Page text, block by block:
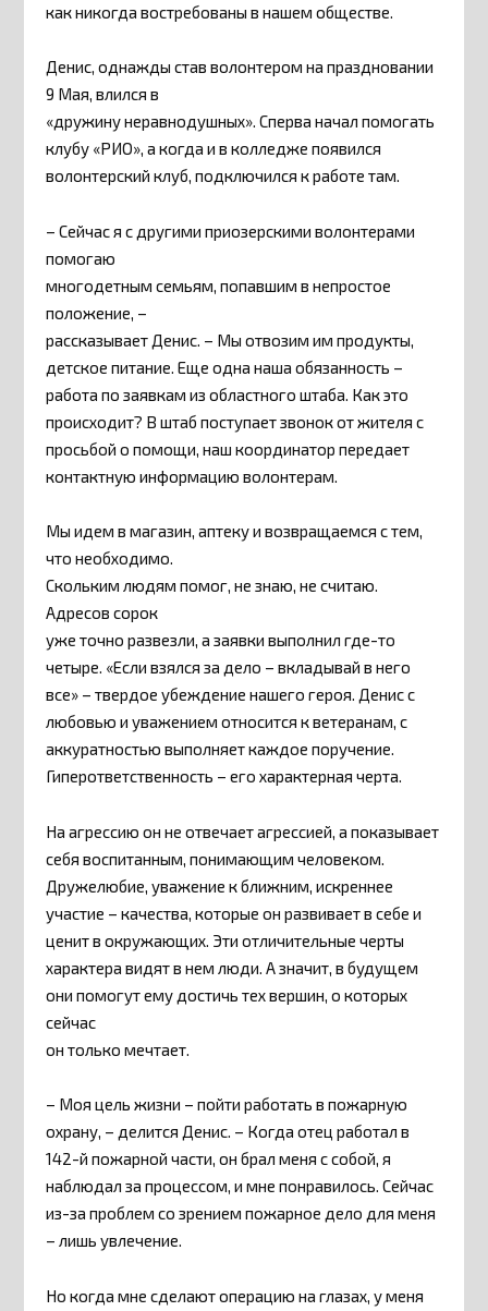
как никогда востребованы в нашем обществе.
Денис, однажды став волонтером на праздновании
9 Мая, влился в
«дружину неравнодушных». Сперва начал помогать
клубу «РИО», а когда и в колледже появился
волонтерский клуб, подключился к работе там.
– Сейчас я с другими приозерскими волонтерами
помогаю
многодетным семьям, попавшим в непростое
положение, –
рассказывает Денис. – Мы отвозим им продукты,
детское питание. Еще одна наша обязанность –
работа по заявкам из областного штаба. Как это
происходит? В штаб поступает звонок от жителя с
просьбой о помощи, наш координатор передает
контактную информацию волонтерам.
Мы идем в магазин, аптеку и возвращаемся с тем,
что необходимо.
Скольким людям помог, не знаю, не считаю.
Адресов сорок
уже точно развезли, а заявки выполнил где-то
четыре. «Если взялся за дело – вкладывай в него
все» – твердое убеждение нашего героя. Денис с
любовью и уважением относится к ветеранам, с
аккуратностью выполняет каждое поручение.
Гиперответственность – его характерная черта.
На агрессию он не отвечает агрессией, а показывает
себя воспитанным, понимающим человеком.
Дружелюбие, уважение к ближним, искреннее
участие – качества, которые он развивает в себе и
ценит в окружающих. Эти отличительные черты
характера видят в нем люди. А значит, в будущем
они помогут ему достичь тех вершин, о которых
сейчас
он только мечтает.
– Моя цель жизни – пойти работать в пожарную
охрану, – делится Денис. – Когда отец работал в
142-й пожарной части, он брал меня с собой, я
наблюдал за процессом, и мне понравилось. Сейчас
из-за проблем со зрением пожарное дело для меня
– лишь увлечение.
Но когда мне сделают операцию на глазах, у меня